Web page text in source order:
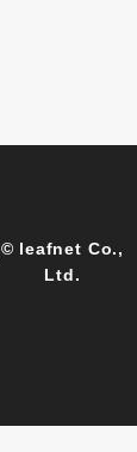
© leafnet Co.,
Ltd.